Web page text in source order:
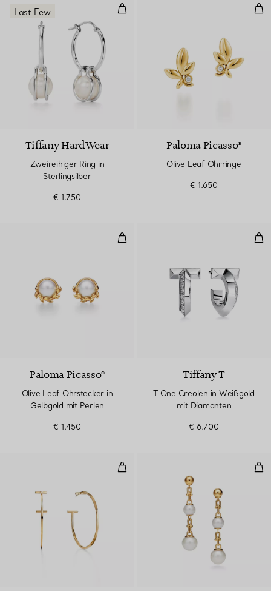
Zweireihiger Ring in
Last Few
Tiffany HardWear
Zweireihiger Ring in
Sterlingsilber
€ 1.750
Paloma Picasso®
Olive Leaf Ohrringe
€ 1.650
Olive Leaf Ohrstecker in
Paloma Picasso®
Olive Leaf Ohrstecker in
Gelbgold mit Perlen
€ 1.450
T
Tiffany T
T One Creolen in Weißgold
mit Diamanten
€ 6.700
Wire Creolen in Gelbgold